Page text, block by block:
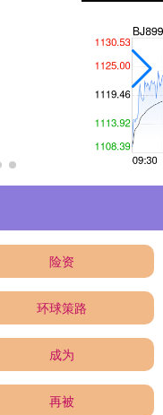
险资
环球策路
成为
再被